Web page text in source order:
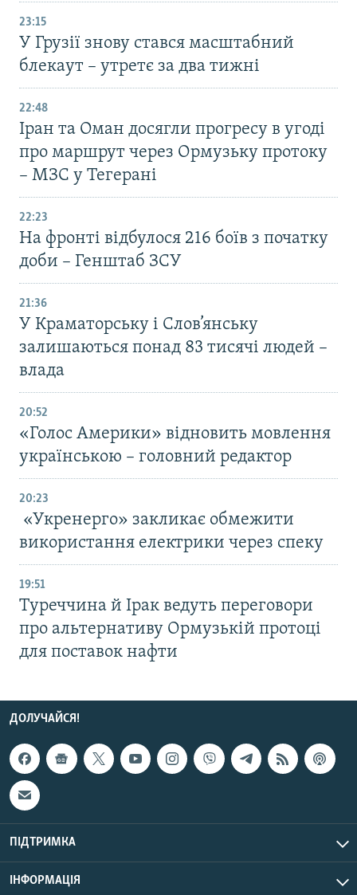
23:15
У Грузії знову стався масштабний
блекаут – утретє за два тижні
22:48
Іран та Оман досягли прогресу в угоді
про маршрут через Ормузьку протоку
– МЗС у Тегерані
22:23
На фронті відбулося 216 боїв з початку
доби – Генштаб ЗСУ
21:36
У Краматорську і Слов’янську
залишаються понад 83 тисячі людей –
влада
20:52
«Голос Америки» відновить мовлення
українською – головний редактор
20:23
«Укренерго» закликає обмежити
використання електрики через спеку
19:51
Туреччина й Ірак ведуть переговори
про альтернативу Ормузькій протоці
для поставок нафти
ДОЛУЧАЙСЯ!
ПІДТРИМКА
ІНФОРМАЦІЯ